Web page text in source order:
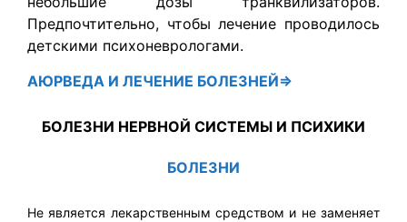
Предпочтительно, чтобы лечение проводилось
детскими психоневрологами.
АЮРВЕДА И ЛЕЧЕНИЕ БОЛЕЗНЕЙ⇒
БОЛЕЗНИ НЕРВНОЙ СИСТЕМЫ И ПСИХИКИ
БОЛЕЗНИ
Не является лекарственным средством и не заменяет